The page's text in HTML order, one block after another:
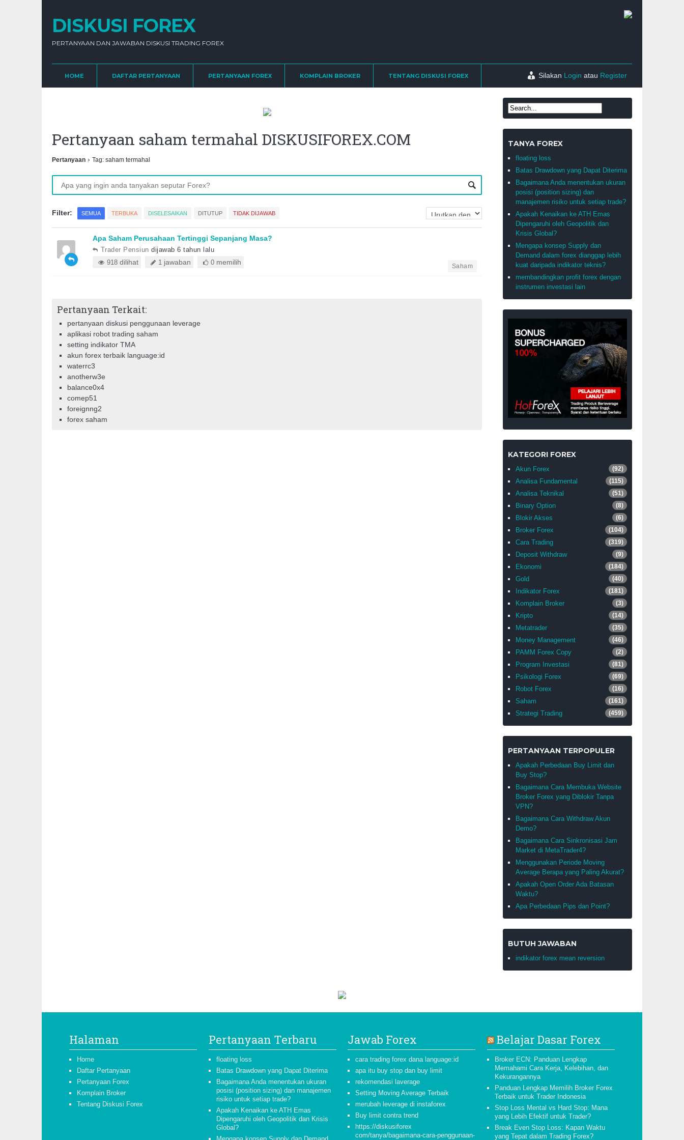
DISKUSI FOREX
PERTANYAAN DAN JAWABAN DISKUSI TRADING FOREX
HOME DAFTAR PERTANYAAN PERTANYAAN FOREX KOMPLAIN BROKER TENTANG DISKUSI FOREX Silakan Login atau Register
Pertanyaan saham termahal DISKUSIFOREX.COM
Pertanyaan › Tag: saham termahal
Filter: SEMUA TERBUKA DISELESAIKAN DITUTUP TIDAK DIJAWAB
Apa Saham Perusahaan Tertinggi Sepanjang Masa?
Trader Pensiun dijawab 6 tahun lalu
Saham
918 dilihat 1 jawaban 0 memilih
Pertanyaan Terkait:
pertanyaan diskusi penggunaan leverage
aplikasi robot trading saham
setting indikator TMA
akun forex terbaik language:id
waterrc3
anotherw3e
balance0x4
comep51
foreignng2
forex saham
TANYA FOREX
floating loss
Batas Drawdown yang Dapat Diterima
Bagaimana Anda menentukan ukuran
posisi (position sizing) dan
manajemen risiko untuk setiap trade?
Apakah Kenaikan ke ATH Emas
Dipengaruhi oleh Geopolitik dan
Krisis Global?
Mengapa konsep Supply dan
Demand dalam forex dianggap lebih
kuat daripada indikator teknis?
membandingkan profit forex dengan
instrumen investasi lain
KATEGORI FOREX
Akun Forex (92)
Analisa Fundamental (115)
Analisa Teknikal (51)
Binary Option (8)
Blokir Akses (6)
Broker Forex (104)
Cara Trading (319)
Deposit Withdraw (9)
Ekonomi (184)
Gold (40)
Indikator Forex (181)
Komplain Broker (3)
Kripto (14)
Metatrader (35)
Money Management (46)
PAMM Forex Copy (2)
Program Investasi (81)
Psikologi Forex (69)
Robot Forex (16)
Saham (161)
Strategi Trading (459)
PERTANYAAN TERPOPULER
Apakah Perbedaan Buy Limit dan
Buy Stop?
Bagaimana Cara Membuka Website
Broker Forex yang Diblokir Tanpa
VPN?
Bagaimana Cara Withdraw Akun
Demo?
Bagaimana Cara Sinkronisasi Jam
Market di MetaTrader4?
Menggunakan Periode Moving
Average Berapa yang Paling Akurat?
Apakah Open Order Ada Batasan
Waktu?
Apa Perbedaan Pips dan Point?
BUTUH JAWABAN
indikator forex mean reversion
Halaman
Home
Daftar Pertanyaan
Pertanyaan Forex
Komplain Broker
Tentang Diskusi Forex
Pertanyaan Terbaru
floating loss
Batas Drawdown yang Dapat Diterima
Bagaimana Anda menentukan ukuran
posisi (position sizing) dan manajemen
risiko untuk setiap trade?
Apakah Kenaikan ke ATH Emas
Dipengaruhi oleh Geopolitik dan Krisis
Global?
Jawab Forex
cara trading forex dana language:id
apa itu buy stop dan buy limit
rekomendasi laverage
Setting Moving Average Terbaik
merubah leverage di instaforex
Buy limit contra trend
https://diskusiforex
com/tanya/bagaimana-cara-penggunaan-
Belajar Dasar Forex
Broker ECN: Panduan Lengkap
Memahami Cara Kerja, Kelebihan, dan
Kekurangannya
Panduan Lengkap Memilih Broker Forex
Terbaik untuk Trader Indonesia
Stop Loss Mental vs Hard Stop: Mana
yang Lebih Efektif untuk Trader?
Break Even Stop Loss: Kapan Waktu
yang Tepat dalam Trading Forex?